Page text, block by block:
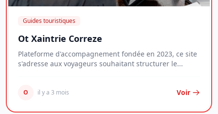
Guides touristiques
Ot Xaintrie Correze
Plateforme d'accompagnement fondée en 2023, ce site
s'adresse aux voyageurs souhaitant structurer le...
O il y a 3 mois Voir